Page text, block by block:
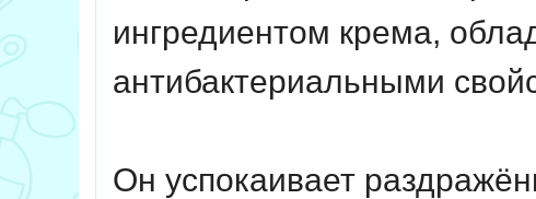
ингредиентом крема,
антибактериальными
Он успокаивает